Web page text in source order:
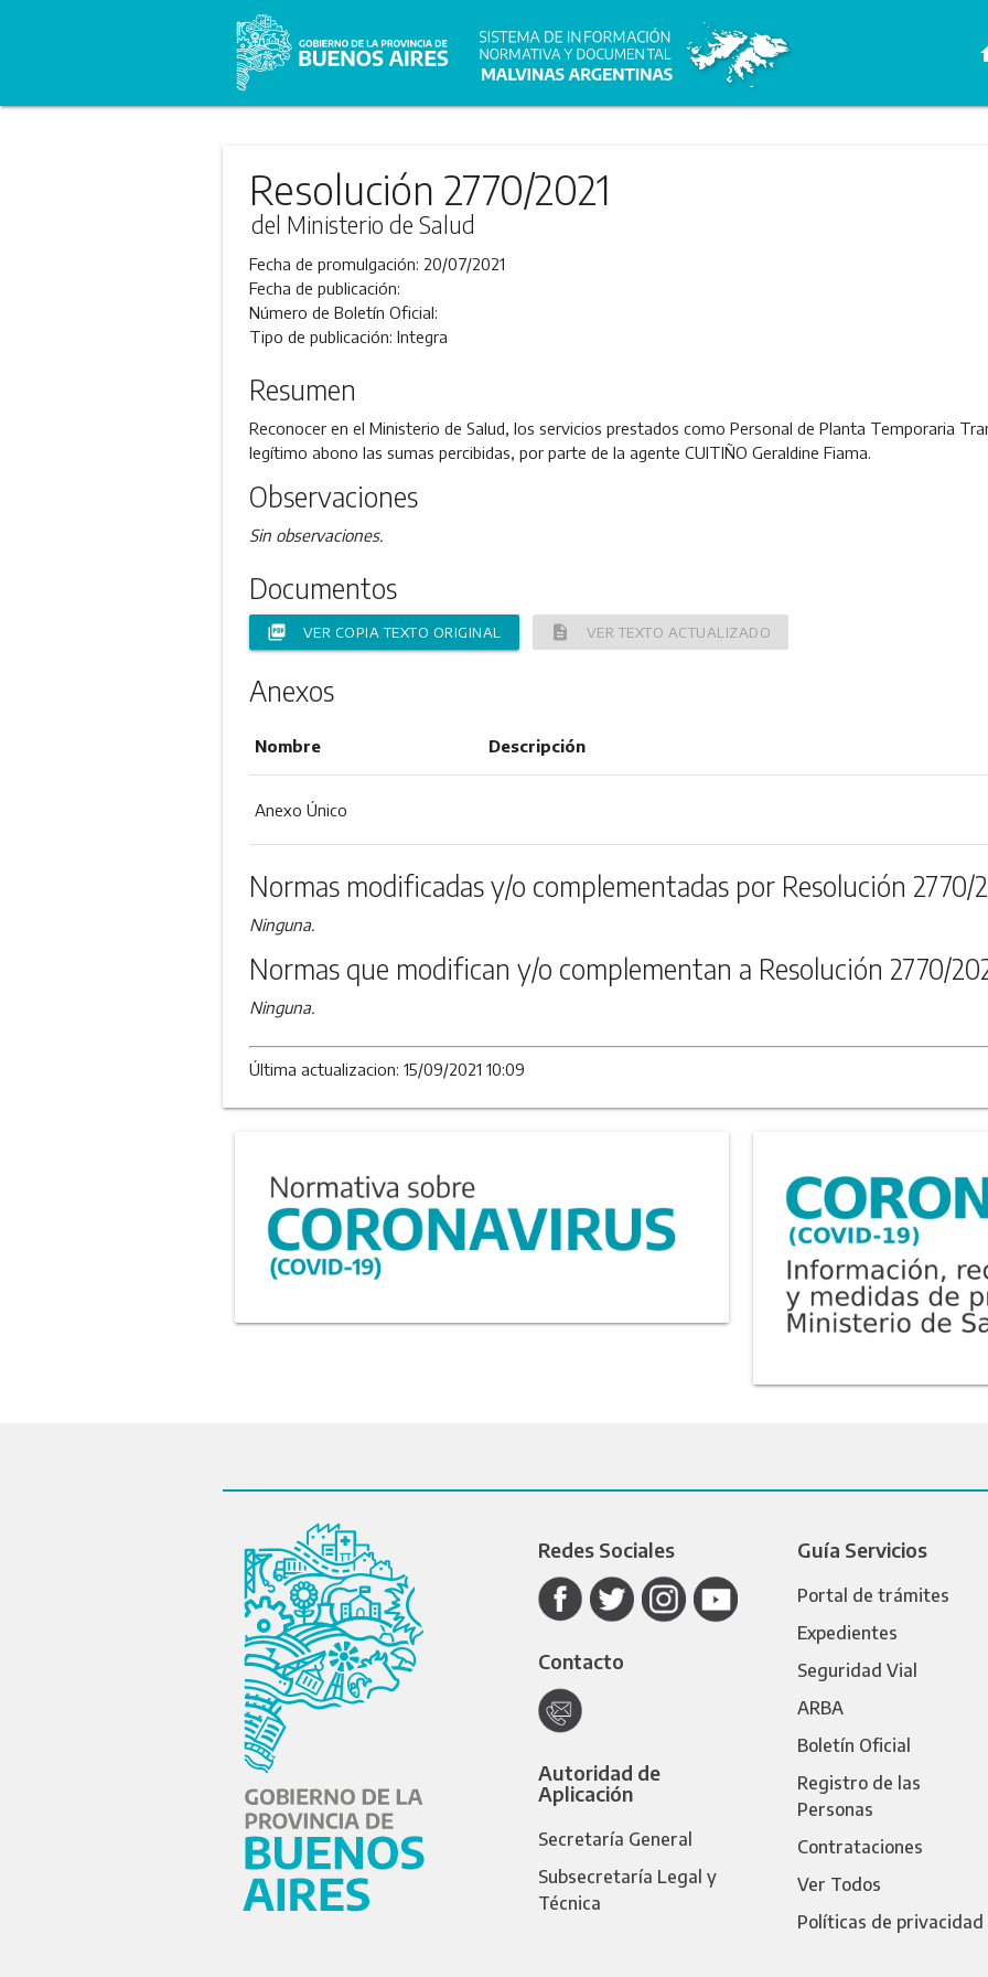
Resolución 2770/2021
del Ministerio de Salud
Fecha de promulgación: 20/07/2021
Fecha de publicación:
Número de Boletín Oficial:
Tipo de publicación: Integra
Resumen
Reconocer en el Ministerio de Salud, los servicios prestados como Personal de Planta Temporaria
legítimo abono las sumas percibidas, por parte de la agente CUITIÑO Geraldine Fiama.
Observaciones
Sin observaciones.
Documentos
picture_as_pdf VER COPIA TEXTO ORIGINAL description VER TEXTO ACTUALIZADO
Anexos
Nombre Descripción
Anexo Único
Normas modificadas y/o complementadas por Resolución 2770/
Ninguna.
Normas que modifican y/o complementan a Resolución 2770/
Ninguna.
Última actualizacion: 15/09/2021 10:09
Redes Sociales
Contacto
Autoridad de
Aplicación
Secretaría General
Subsecretaría Legal y
Técnica
Guía Servicios
Portal de trámites
Expedientes
Seguridad Vial
ARBA
Boletín Oficial
Registro de las
Personas
Contrataciones
Ver Todos
Políticas de privacidad